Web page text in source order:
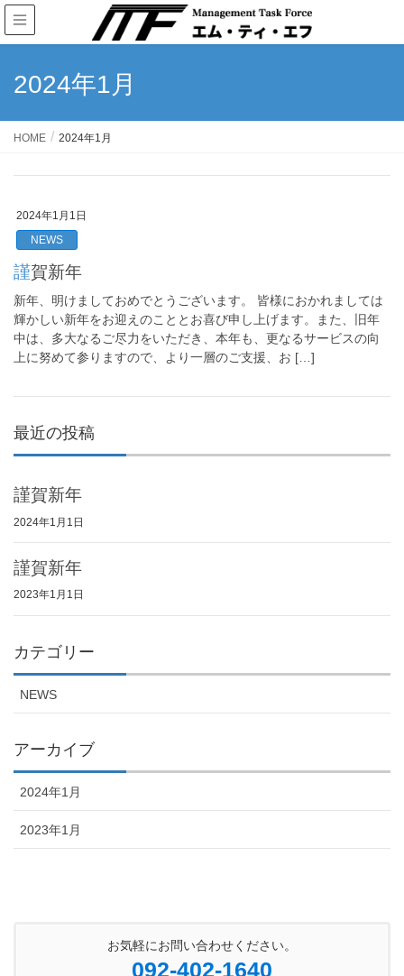
2024年1月
HOME 2024年1月
2024年1月1日
NEWS
謹賀新年
新年、明けましておめでとうございます。 皆様におかれましては
輝かしい新年をお迎えのこととお喜び申し上げます。また、旧年
中は、多大なるご尽力をいただき、本年も、更なるサービスの向
上に努めて参りますので、より一層のご支援、お […]
最近の投稿
謹賀新年
2024年1月1日
謹賀新年
2023年1月1日
カテゴリー
NEWS
アーカイブ
2024年1月
2023年1月
お気軽にお問い合わせください。
092-402-1640